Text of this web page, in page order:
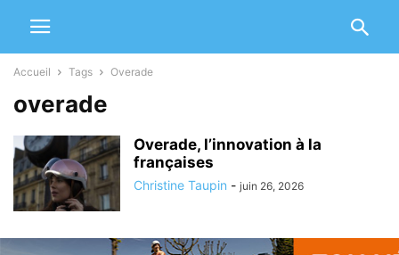
Accueil Tags Overade
overade
Overade, l’innovation à la
françaises
Christine Taupin - juin 26, 2026